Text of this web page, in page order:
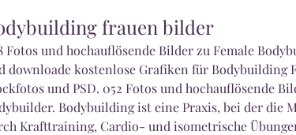
frauen bilder
Fotos und hochauflösende Bilder zu Female
downloade kostenlose Grafiken für Bodybuilding
und PSD. 052 Fotos und hochauflösende
Bodybuilding ist eine Praxis, bei der die
Krafttraining, Cardio- und isometrische